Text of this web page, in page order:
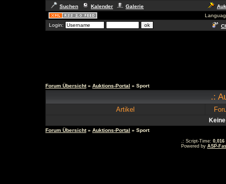
Suchen Kalender Galerie
Login:
Forum Übersicht» Auktions-Portal » Sport
.:
Artikel
Forum Übersicht» Auktions-Portal » Sport
.: Script-Time: 0,016
Powered by ASP-